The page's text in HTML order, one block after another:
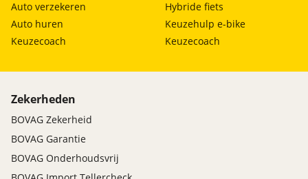
Auto verzekeren
Auto huren
Keuzecoach
Hybride fiets
Keuzehulp e-bike
Keuzecoach
Zekerheden
BOVAG Zekerheid
BOVAG Garantie
BOVAG Onderhoudsvrij